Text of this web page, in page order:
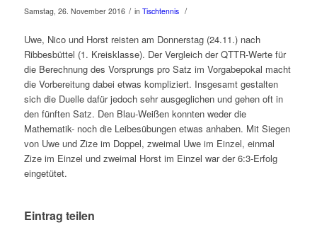
Samstag, 26. November 2016 / in Tischtennis /
Uwe, Nico und Horst reisten am Donnerstag (24.11.) nach
Ribbesbüttel (1. Kreisklasse). Der Vergleich der QTTR-Werte für
die Berechnung des Vorsprungs pro Satz im Vorgabepokal macht
die Vorbereitung dabei etwas kompliziert. Insgesamt gestalten
sich die Duelle dafür jedoch sehr ausgeglichen und gehen oft in
den fünften Satz. Den Blau-Weißen konnten weder die
Mathematik- noch die Leibesübungen etwas anhaben. Mit Siegen
von Uwe und Zize im Doppel, zweimal Uwe im Einzel, einmal
Zize im Einzel und zweimal Horst im Einzel war der 6:3-Erfolg
eingetütet.
Eintrag teilen